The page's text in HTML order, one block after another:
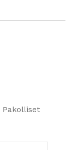
Pakolliset